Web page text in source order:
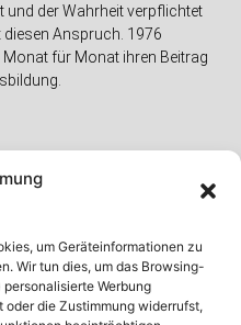
um Geräteinformationen zu
Wir tun dies, um das Browsing-
Werbung
die Zustimmung widerrufst,
und der Wahrheit verpflichtet
Anspruch. 1976
für Monat ihren Beitrag
Rechtliches
Rechtliche Hinweise
Impressum